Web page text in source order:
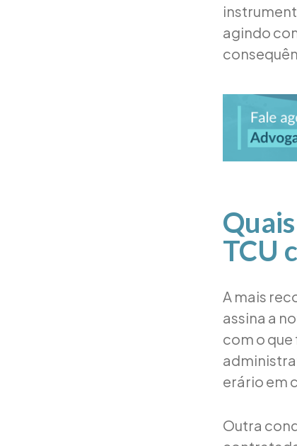
agindo
TCU
A mais
assina a
com o
erário em
Outra